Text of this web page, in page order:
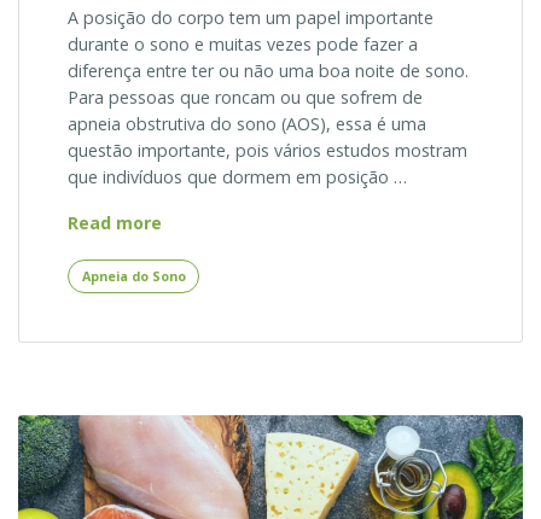
A posição do corpo tem um papel importante
durante o sono e muitas vezes pode fazer a
diferença entre ter ou não uma boa noite de sono.
Para pessoas que roncam ou que sofrem de
apneia obstrutiva do sono (AOS), essa é uma
questão importante, pois vários estudos mostram
que indivíduos que dormem em posição …
Read more
na
cama
Apneia do Sono